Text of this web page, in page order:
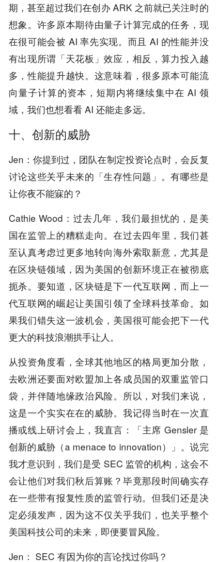
期，甚至超过我们在创办 ARK 之前就已关注时的
想象。许多原本期待由量子计算完成的任务，现
在很可能会被 AI 率先实现。而且 AI 的性能并没
有出现所谓「天花板」效应，相反，算力投入越
多，性能提升越快。这意味着，很多原本可能流
向量子计算的资本，短期内将继续集中在 AI 领
域，我们也想看看 AI 还能走多远。
十、创新的威胁
Jen：你提到过，团队在制定投资论点时，会反复
讨论这些关乎未来的「生存性问题」。有哪些是
让你夜不能寐的？
Cathie Wood：过去几年，我们最担忧的，是美
国在监管上的糟糕走向。在过去四年里，我们甚
至认真考虑过更多地转向海外索取新意，尤其是
在区块链领域，因为美国的创新环境正在被彻底
扼杀。要知道，区块链是下一代互联网，而上一
代互联网的崛起让美国引领了全球科技革命。如
果我们错失这一波机会，美国很可能会把下一代
更大的科技浪潮拱手让人。
从投资角度看，全球其他地区的格局更加分散，
去欧洲还要面对欧盟加上各成员国的双重监管口
袋，并伴随地缘政治风险。所以，对我们来说，
这是一个实实在在的威胁。我记得当时在一次直
播或线上研讨会上，我直言：「主席 Gensler 是
创新的威胁（a menace to innovation）」。说完
我才意识到，我们是受 SEC 监管的机构，这会不
会让他们对我们秋后算账？毕竟那段时间确实存
在一些带有报复性质的监管行动。但我们还是决
定必须发声，因为这不仅关乎我们，也关乎整个
美国科技公司的未来，即便要冒风险。
Jen： SEC 有因为你的言论找过你吗？